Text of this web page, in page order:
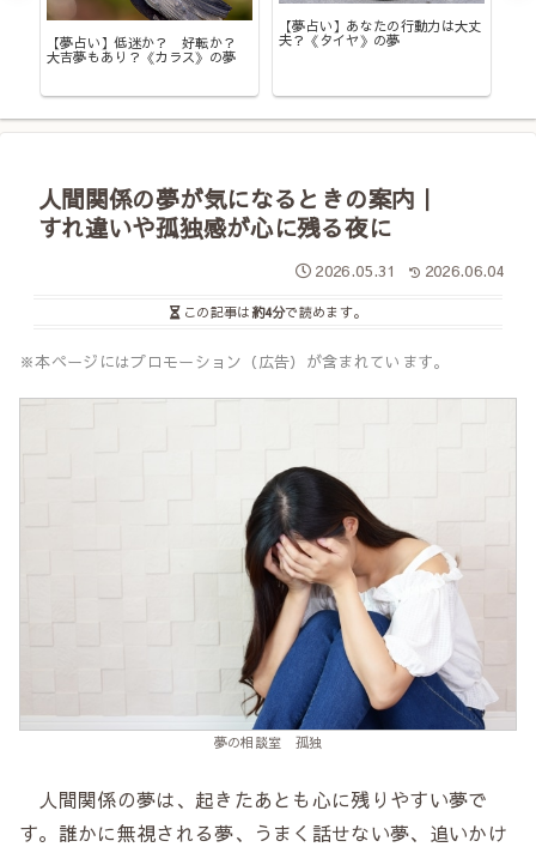
【夢占い】低迷か？ 好転か？
大吉夢もあり？《カラス》の夢
【夢占い】あなたの行動力は大丈
夫？《タイヤ》の夢
人間関係の夢が気になるときの案内｜
すれ違いや孤独感が心に残る夜に
2026.05.31 2026.06.04
この記事は約4分で読めます。
※本ページにはプロモーション（広告）が含まれています。
夢の相談室 孤独
人間関係の夢は、起きたあとも心に残りやすい夢で
す。誰かに無視される夢、うまく話せない夢、追いかけ